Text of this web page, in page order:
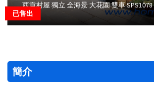
已售出
西貢村屋 獨立 全海景 大花園 雙車
簡介